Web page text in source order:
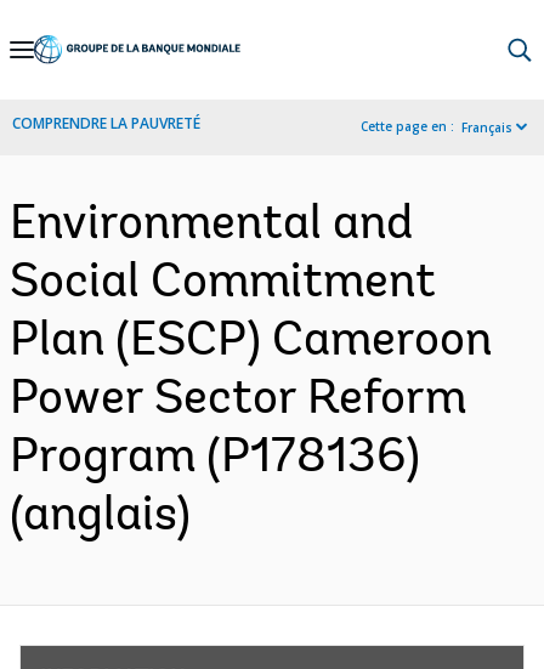
Skip
Navigation
COMPRENDRE LA PAUVRETÉ Cette page en : Français
Environmental and
Social Commitment
Plan (ESCP) Cameroon
Power Sector Reform
Program (P178136)
(anglais)